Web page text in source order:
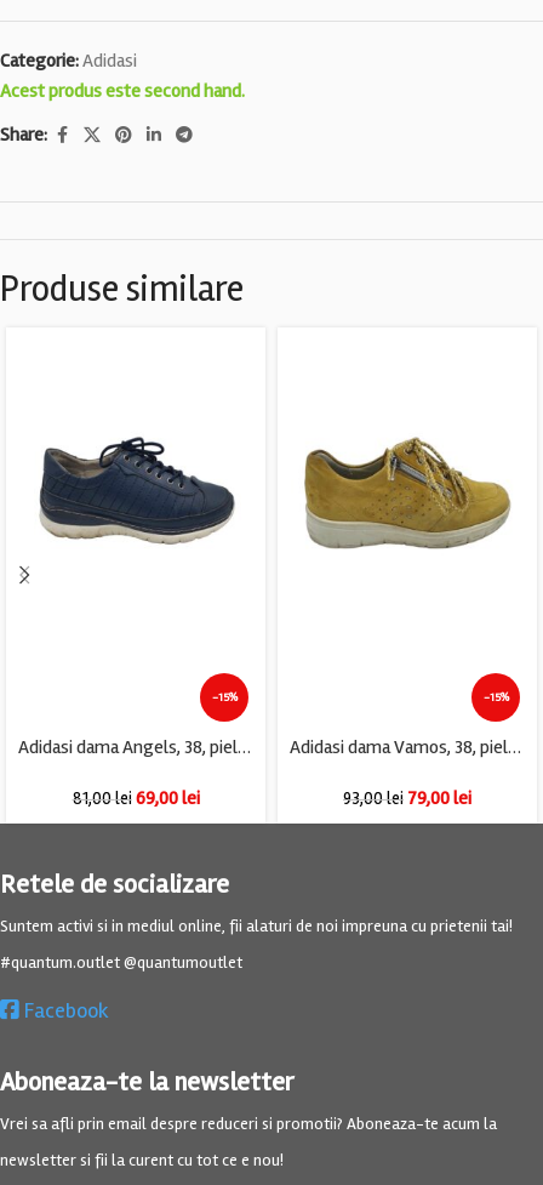
Categorie:Adidasi
Acest produs este second hand.
Share:
Produse similare
-15%
Adidasi dama Angels, 38, piele, albastru
81,00lei 69,00lei
-15%
Adidasi dama Vamos, 38, piele intoarsa, galben
93,00lei 79,00lei
Retele de socializare
Suntem activi si in mediul online, fii alaturi de noi impreuna cu prietenii tai!
#quantum.outlet @quantumoutlet
Facebook
Aboneaza-te la newsletter
Vrei sa afli prin email despre reduceri si promotii? Aboneaza-te acum la
newsletter si fii la curent cu tot ce e nou!